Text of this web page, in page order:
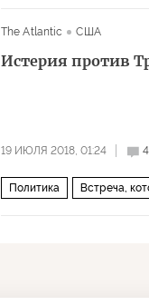
The Atlantic
США
Истерия против
19 ИЮЛЯ 2018, 01:24
Политика Встреча,